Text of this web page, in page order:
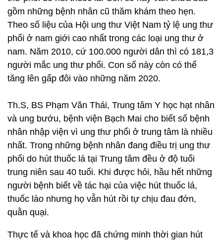
gồm những bệnh nhân cũ thăm khám theo hẹn.
Theo số liệu của Hội ung thư Việt Nam tỷ lệ ung thư
phổi ở nam giới cao nhất trong các loại ung thư ở
nam. Năm 2010, cứ 100.000 người dân thì có 181,3
người mắc ung thư phổi. Con số này còn có thể
tăng lên gấp đôi vào những năm 2020.
Th.S, BS Phạm Văn Thái, Trung tâm Y học hạt nhân
và ung bướu, bệnh viện Bạch Mai cho biết số bệnh
nhân nhập viện vì ung thư phổi ở trung tâm là nhiều
nhất. Trong những bệnh nhân đang điều trị ung thư
phổi do hút thuốc lá tại Trung tâm đều ở độ tuổi
trung niên sau 40 tuổi. Khi được hỏi, hầu hết những
người bệnh biết về tác hại của việc hút thuốc lá,
thuốc lào nhưng họ vẫn hút rồi tự chịu đau đớn,
quằn quại.
Thực tế và khoa học đã chứng minh thời gian hút